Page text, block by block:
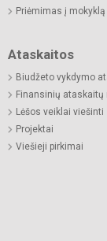
Priėmimas į mokyklą
Ataskaitos
Biudžeto vykdymo
Finansinių ataskaitų
Lėšos veiklai viešinti
Projektai
Viešieji pirkimai